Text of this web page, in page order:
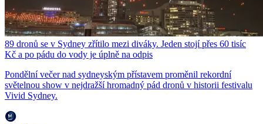
89 dronů se v Sydney zřítilo mezi diváky. Jeden stojí přes 60 tisíc
Kč a po pádu do vody je úplně na odpis
Pondělní večer nad sydneyským přístavem proměnil rekordní
světelnou show v nejdražší hromadný pád dronů v historii festivalu
Vivid Sydney.